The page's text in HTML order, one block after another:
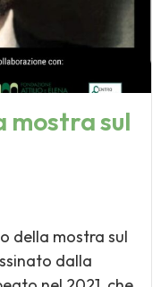
mostra sul
della mostra sul
dalla